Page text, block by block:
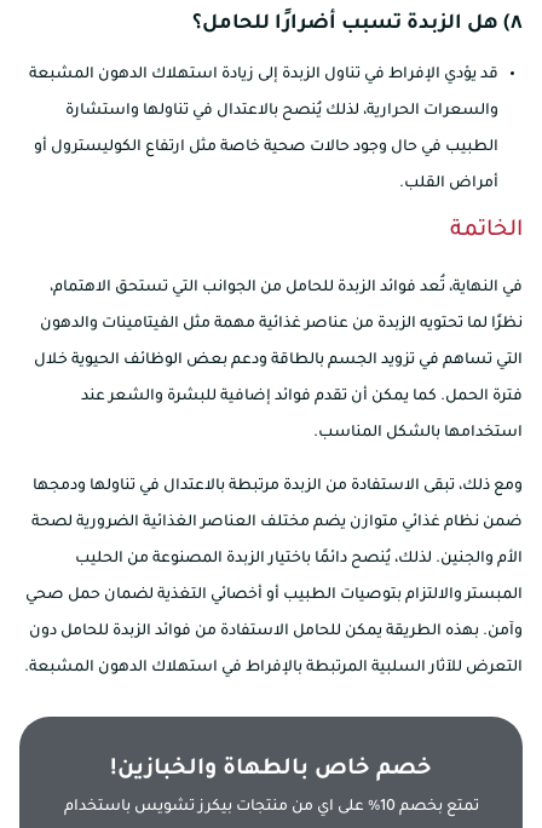
قد يؤدي الإفراط في تناول الزبدة إلى زيادة استهلاك الدهون المشبعة
والسعرات الحرارية، لذلك يُنصح بالاعتدال في تناولها واستشارة
الطبيب في حال وجود حالات صحية خاصة مثل ارتفاع الكوليسترول أو
أمراض القلب.
الخاتمة
في النهاية، تُعد فوائد الزبدة للحامل من الجوانب التي تستحق الاهتمام،
نظرًا لما تحتويه الزبدة من عناصر غذائية مهمة مثل الفيتامينات والدهون
التي تساهم في تزويد الجسم بالطاقة ودعم بعض الوظائف الحيوية خلال
فترة الحمل. كما يمكن أن تقدم فوائد إضافية للبشرة والشعر عند
استخدامها بالشكل المناسب.
ومع ذلك، تبقى الاستفادة من الزبدة مرتبطة بالاعتدال في تناولها ودمجها
ضمن نظام غذائي متوازن يضم مختلف العناصر الغذائية الضرورية لصحة
الأم والجنين. لذلك، يُنصح دائمًا باختيار الزبدة المصنوعة من الحليب
المبستر والالتزام بتوصيات الطبيب أو أخصائي التغذية لضمان حمل صحي
وآمن. بهذه الطريقة يمكن للحامل الاستفادة من فوائد الزبدة للحامل دون
التعرض للآثار السلبية المرتبطة بالإفراط في استهلاك الدهون المشبعة.
خصم خاص بالطهاة والخبازين!
تمتع بخصم 10% على اي من منتجات بيكرز تشويس باستخدام